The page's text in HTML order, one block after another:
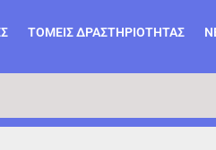
ΤΟΜΕΙΣ ΔΡΑΣΤΗΡΙΟΤΗΤΑΣ